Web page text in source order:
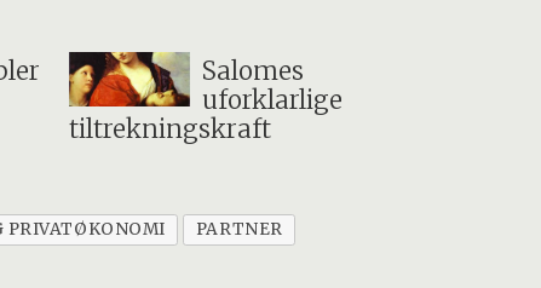
Salomes
uforklarlige
tiltrekningskraft
PRIVATØKONOMI PARTNER